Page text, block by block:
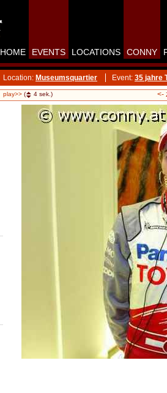
HOME EVENTS LOCATIONS CONNY
Location: Museumsquartier Event: 35 jahre
play>> ( 4 sek.) <-